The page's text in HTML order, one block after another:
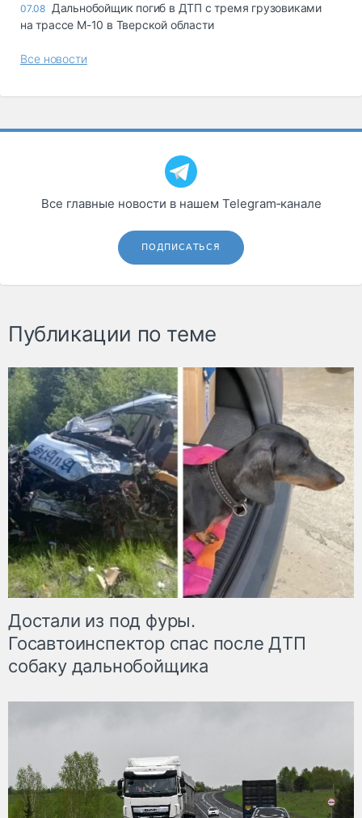
07.08 Дальнобойщик погиб в ДТП с тремя грузовиками
на трассе М-10 в Тверской области
Все новости
Все главные новости в нашем Telegram‑канале
ПОДПИСАТЬСЯ
Публикации по теме
Достали из под фуры.
Госавтоинспектор спас после ДТП
собаку дальнобойщика